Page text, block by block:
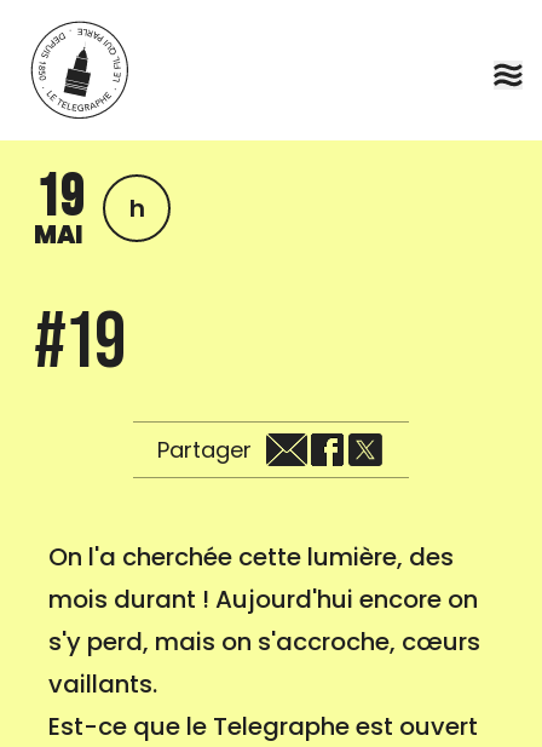
Aller au contenu principal
19
MAI
h
#19
Partager
On l'a cherchée cette lumière, des
mois durant ! Aujourd'hui encore on
s'y perd, mais on s'accroche, cœurs
vaillants.
Est-ce que le Telegraphe est ouvert